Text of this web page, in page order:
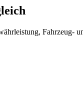
Fahrzeug-